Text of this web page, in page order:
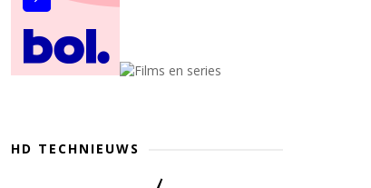
HD TECHNIEUWS